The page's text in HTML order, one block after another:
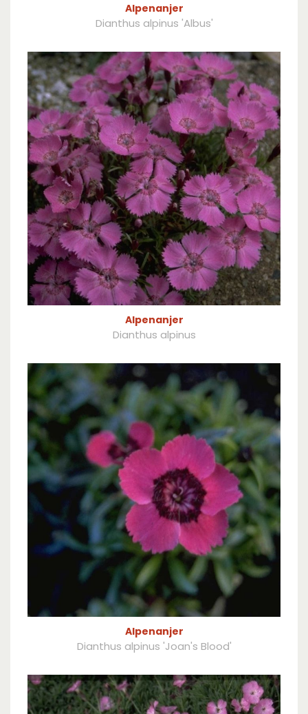
Alpenanjer
Dianthus alpinus 'Albus'
Alpenanjer
Dianthus alpinus
Alpenanjer
Dianthus alpinus 'Joan's Blood'